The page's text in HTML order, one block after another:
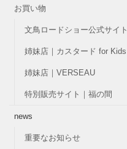
お買い物
文鳥ロードショー公式サイト
姉妹店｜カスタード for Kids
姉妹店｜VERSEAU
特別販売サイト｜福の間
news
重要なお知らせ